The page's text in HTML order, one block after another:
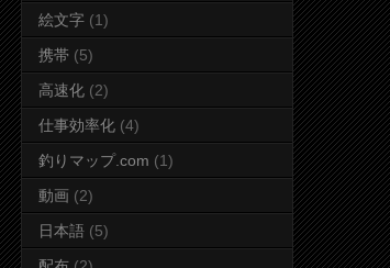
絵文字 (1)
携帯 (5)
高速化 (2)
仕事効率化 (4)
釣りマップ.com (1)
動画 (2)
日本語 (5)